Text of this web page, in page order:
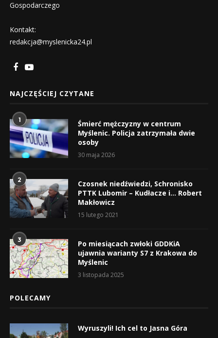
Gospodarczego
Kontakt:
redakcja@myslenicka24.pl
NAJCZĘŚCIEJ CZYTANE
1
Śmierć mężczyzny w centrum
Myślenic. Policja zatrzymała dwie
osoby
30 maja 2026
2
Czosnek niedźwiedzi, Schronisko
PTTK Lubomir – Kudłacze i… Robert
Makłowicz
15 lutego 2021
3
Po miesiącach zwłoki GDDKiA
ujawnia warianty S7 z Krakowa do
Myślenic
3 listopada 2025
POLECAMY
Wyruszyli! Ich cel to Jasna Góra